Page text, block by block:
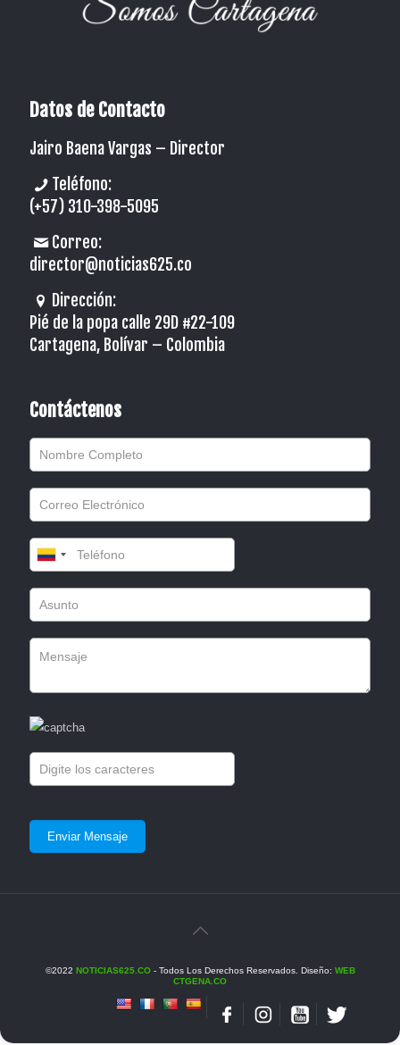
Datos de Contacto
Jairo Baena Vargas – Director
Teléfono:
(+57) 310-398-5095
Correo:
director@noticias625.co
Dirección:
Pié de la popa calle 29D #22-109
Cartagena, Bolívar – Colombia
Contáctenos
©2022 NOTICIAS625.CO- Todos Los Derechos Reservados. Diseño: WEB
CTGENA.CO